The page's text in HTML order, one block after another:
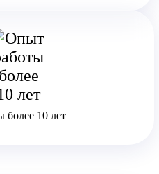
более 10 лет